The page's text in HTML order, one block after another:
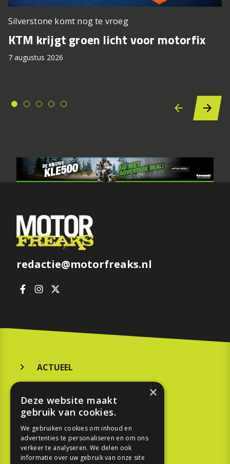
Silverstone komt nog te vroeg
KTM krijgt groen licht voor motorfix
7 augustus 2026
redactie@motorfreaks.nl
ACTUEEL
KOOPGIDS
TESTEN
SPORT
×
Deze website maakt
gebruik van cookies.
We gebruiken cookies om inhoud en
advertenties te personaliseren en om ons
verkeer te analyseren. We delen ook
informatie over uw gebruik van onze site